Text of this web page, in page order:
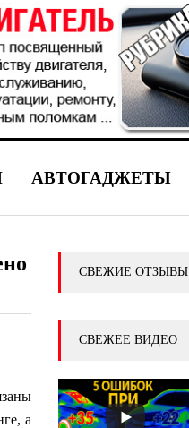
АВТОГАДЖЕТЫ
а
СВЕЖИЕ ОТЗЫВЫ
СВЕЖЕЕ ВИДЕО